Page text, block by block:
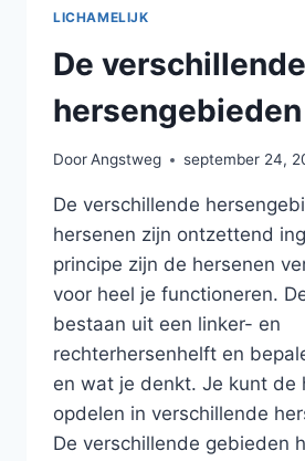
LICHAMELIJK
De verschillende
hersengebieden
DoorAngstweg september 24,
De verschillende
hersenen zijn ontzettend
principe zijn de hersenen
voor heel je functioneren.
bestaan uit een linker- en
rechterhersenhelft en
en wat je denkt. Je kunt de
opdelen in verschillende
De verschillende gebieden